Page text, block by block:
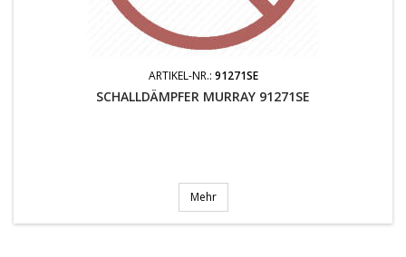
ARTIKEL-NR.: 91271SE
SCHALLDÄMPFER MURRAY 91271SE
Mehr